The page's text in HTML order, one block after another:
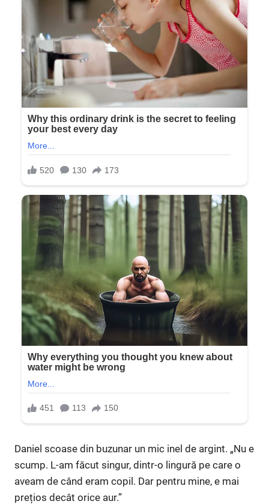
Daniel scoase din buzunar un mic inel de argint. „Nu e
scump. L-am făcut singur, dintr-o lingură pe care o
aveam de când eram copil. Dar pentru mine, e mai
prețios decât orice aur.”